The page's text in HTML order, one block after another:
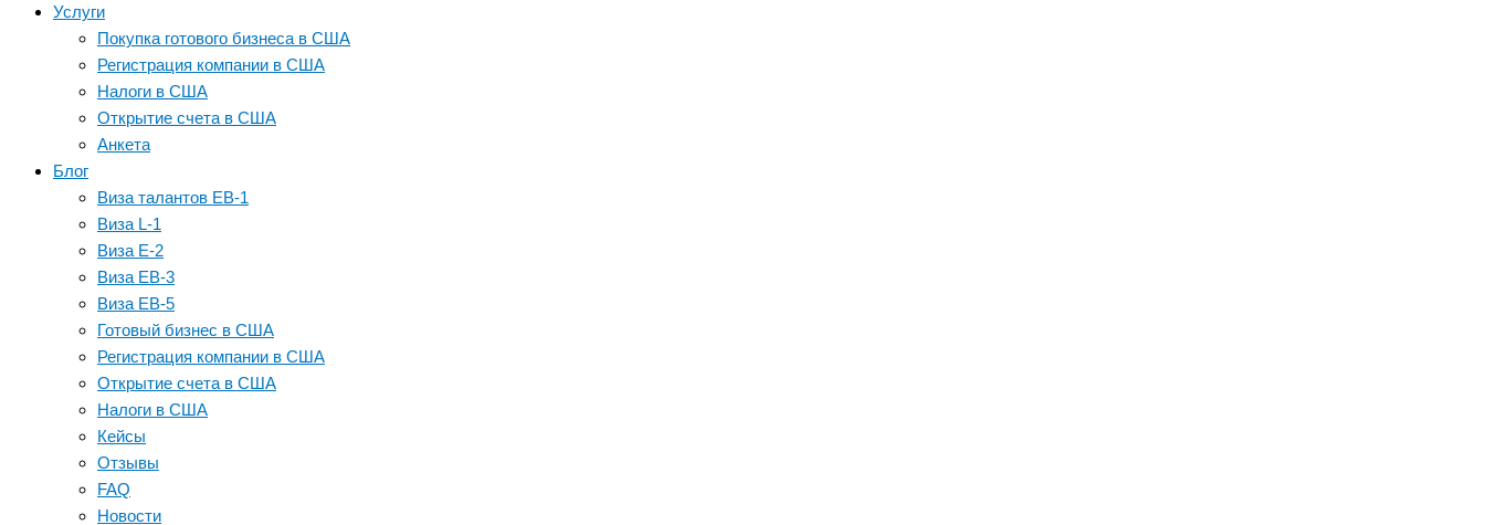
Услуги
Покупка готового бизнеса в США
Регистрация компании в США
Налоги в США
Открытие счета в США
Анкета
Блог
Виза талантов EB-1
Виза L-1
Виза E-2
Виза EB-3
Виза EB-5
Готовый бизнес в США
Регистрация компании в США
Открытие счета в США
Налоги в США
Кейсы
Отзывы
FAQ
Новости